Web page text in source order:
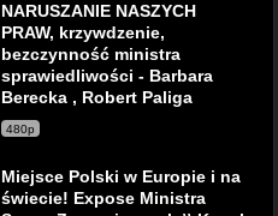
NARUSZANIE NASZYCH
PRAW, krzywdzenie,
bezczynność ministra
sprawiedliwości - Barbara
Berecka , Robert Paliga
480p
Miejsce Polski w Europie i na
świecie! Expose Ministra